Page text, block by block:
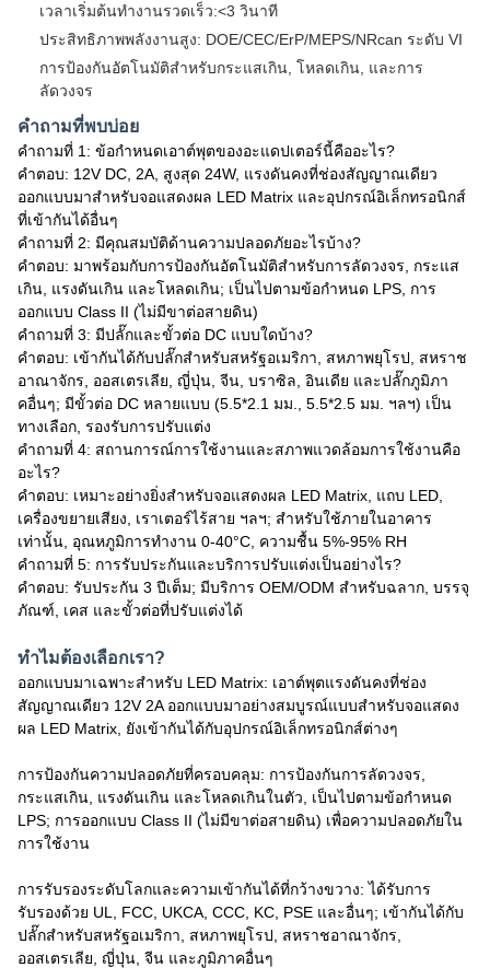
เวลาเริ่มต้นทำงานรวดเร็ว:<3 วินาที
ประสิทธิภาพพลังงานสูง: DOE/CEC/ErP/MEPS/NRcan ระดับ VI
การป้องกันอัตโนมัติสำหรับกระแสเกิน, โหลดเกิน, และการ
ลัดวงจร
คำถามที่พบบ่อย
คำถามที่ 1: ข้อกำหนดเอาต์พุตของอะแดปเตอร์นี้คืออะไร?
คำตอบ: 12V DC, 2A, สูงสุด 24W, แรงดันคงที่ช่องสัญญาณเดียว
ออกแบบมาสำหรับจอแสดงผล LED Matrix และอุปกรณ์อิเล็กทรอนิกส์
ที่เข้ากันได้อื่นๆ
คำถามที่ 2: มีคุณสมบัติด้านความปลอดภัยอะไรบ้าง?
คำตอบ: มาพร้อมกับการป้องกันอัตโนมัติสำหรับการลัดวงจร, กระแส
เกิน, แรงดันเกิน และโหลดเกิน; เป็นไปตามข้อกำหนด LPS, การ
ออกแบบ Class II (ไม่มีขาต่อสายดิน)
คำถามที่ 3: มีปลั๊กและขั้วต่อ DC แบบใดบ้าง?
คำตอบ: เข้ากันได้กับปลั๊กสำหรับสหรัฐอเมริกา, สหภาพยุโรป, สหราช
อาณาจักร, ออสเตรเลีย, ญี่ปุ่น, จีน, บราซิล, อินเดีย และปลั๊กภูมิภา
คอื่นๆ; มีขั้วต่อ DC หลายแบบ (5.5*2.1 มม., 5.5*2.5 มม. ฯลฯ) เป็น
ทางเลือก, รองรับการปรับแต่ง
คำถามที่ 4: สถานการณ์การใช้งานและสภาพแวดล้อมการใช้งานคือ
อะไร?
คำตอบ: เหมาะอย่างยิ่งสำหรับจอแสดงผล LED Matrix, แถบ LED,
เครื่องขยายเสียง, เราเตอร์ไร้สาย ฯลฯ; สำหรับใช้ภายในอาคาร
เท่านั้น, อุณหภูมิการทำงาน 0-40°C, ความชื้น 5%-95% RH
คำถามที่ 5: การรับประกันและบริการปรับแต่งเป็นอย่างไร?
คำตอบ: รับประกัน 3 ปีเต็ม; มีบริการ OEM/ODM สำหรับฉลาก, บรรจุ
ภัณฑ์, เคส และขั้วต่อที่ปรับแต่งได้
ทำไมต้องเลือกเรา?
ออกแบบมาเฉพาะสำหรับ LED Matrix: เอาต์พุตแรงดันคงที่ช่อง
สัญญาณเดียว 12V 2A ออกแบบมาอย่างสมบูรณ์แบบสำหรับจอแสดง
ผล LED Matrix, ยังเข้ากันได้กับอุปกรณ์อิเล็กทรอนิกส์ต่างๆ
การป้องกันความปลอดภัยที่ครอบคลุม: การป้องกันการลัดวงจร,
กระแสเกิน, แรงดันเกิน และโหลดเกินในตัว, เป็นไปตามข้อกำหนด
LPS; การออกแบบ Class II (ไม่มีขาต่อสายดิน) เพื่อความปลอดภัยใน
การใช้งาน
การรับรองระดับโลกและความเข้ากันได้ที่กว้างขวาง: ได้รับการ
รับรองด้วย UL, FCC, UKCA, CCC, KC, PSE และอื่นๆ; เข้ากันได้กับ
ปลั๊กสำหรับสหรัฐอเมริกา, สหภาพยุโรป, สหราชอาณาจักร,
ออสเตรเลีย, ญี่ปุ่น, จีน และภูมิภาคอื่นๆ